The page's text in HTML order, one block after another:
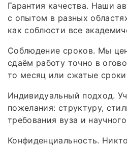
Гарантия качества. Наши
с опытом в разных
как соблюсти все
Соблюдение сроков. Мы
сдаём работу точно в
то месяц или сжатые
Индивидуальный подход.
пожелания: структуру,
требования вуза и
Конфиденциальность.